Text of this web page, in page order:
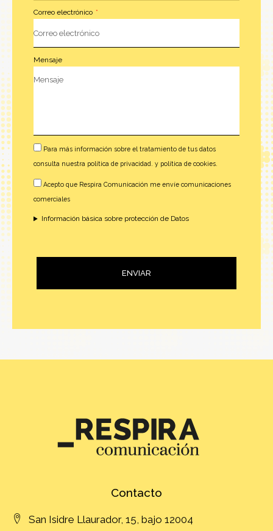
Correo electrónico
Mensaje
Para más información sobre el tratamiento de tus datos
consulta nuestra política de privacidad. y política de cookies.
Acepto que Respira Comunicación me envíe comunicaciones
comerciales
Información básica sobre protección de Datos
ENVIAR
Contacto
San Isidre Llaurador, 15, bajo 12004